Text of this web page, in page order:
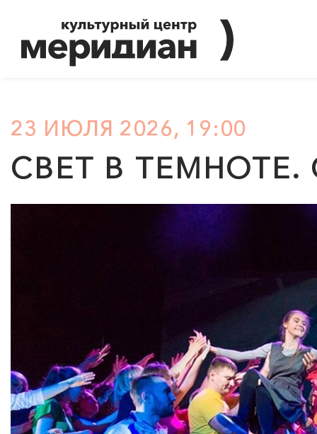
23 ИЮЛЯ 2026, 19:00
СВЕТ В ТЕМНОТЕ.